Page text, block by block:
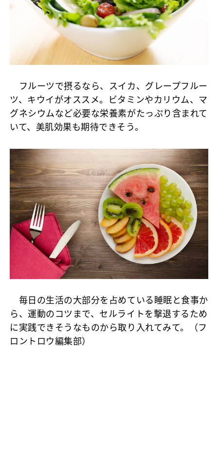
フルーツで摂るなら、スイカ、グレープフルー
ツ、キウイがオススメ。ビタミンやカリウム、マ
グネシウムなど必要な栄養素がたっぷり含まれて
いて、美肌効果も期待できそう。
毎日の生活の大部分を占めている睡眠と食事か
ら、運動のコツまで、セルライトを撃退するため
に実践できそうなものから取り入れてみて。（フ
ロントロウ編集部）